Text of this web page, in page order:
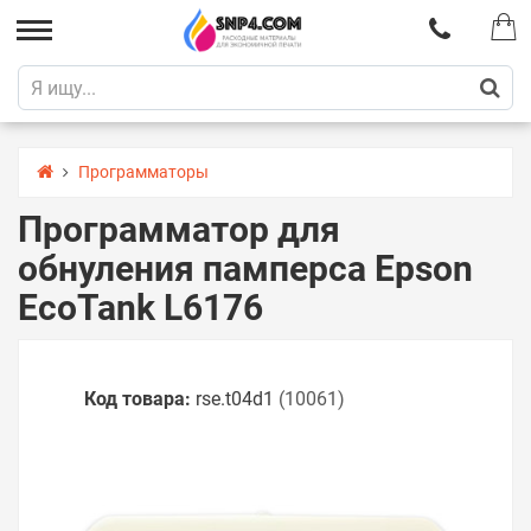
Программаторы
Программатор для
обнуления памперса Epson
EcoTank L6176
Код товара: rse.t04d1 (10061)